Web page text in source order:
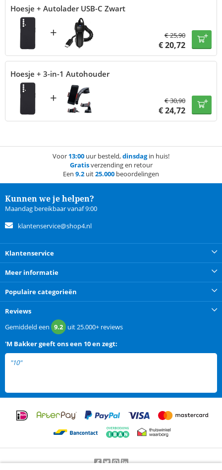
Hoesje + Autolader USB-C Zwart
+ €25,90
€20,72
Hoesje + 3-in-1 Autohouder
+ €30,90
€24,72
Voor 13:00 uur besteld,dinsdagin huis!
Gratisverzending en retour
Een 9.2 uit25.000 beoordelingen
Kunnen we je helpen?
Maandag bereikbaar vanaf 9:00
klantenservice@shop4.nl
Klantenservice
Meer informatie
Populaire categorieën
Reviews
Gemiddeld een 9.2 uit25.000+ reviews
'M Bakkergeeft ons een 10 en zegt:
"10"